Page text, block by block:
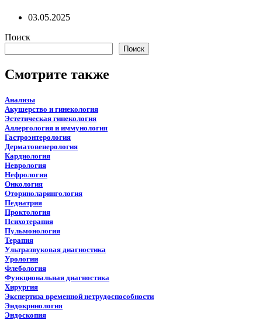
03.05.2025
Поиск
Поиск
Смотрите также
Анализы
Акушерство и гинекология
Эстетическая гинекология
Аллергология и иммунология
Гастроэнтерология
Дерматовенерология
Кардиология
Неврология
Нефрология
Онкология
Оториноларингология
Педиатрия
Проктология
Психотерапия
Пульмонология
Терапия
Ультразвуковая диагностика
Урологии
Флебология
Функциональная диагностика
Хирургия
Экспертиза временной нетрудоспособности
Эндокринология
Эндоскопия